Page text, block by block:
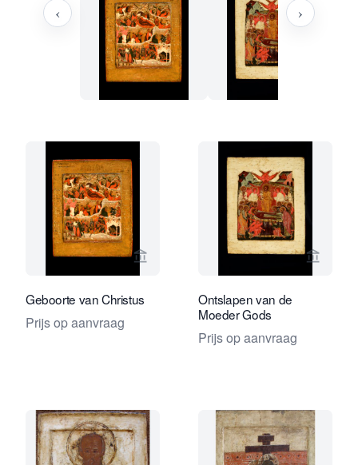
‹ ›
Bekijk verkoperspagina van Jan
Geboorte van Christus
Prijs op aanvraag
Bekijk
Ontslapen van de
Moeder Gods
Prijs op aanvraag